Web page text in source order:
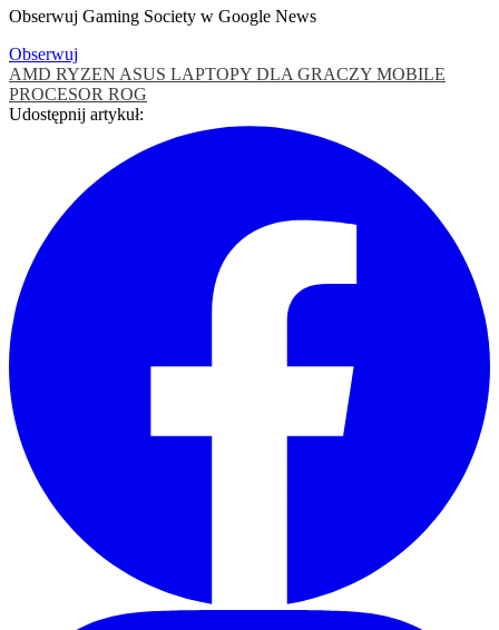
Obserwuj Gaming Society w Google News
Obserwuj
AMD RYZEN ASUS LAPTOPY DLA GRACZY MOBILE
PROCESOR ROG
Udostępnij artykuł: